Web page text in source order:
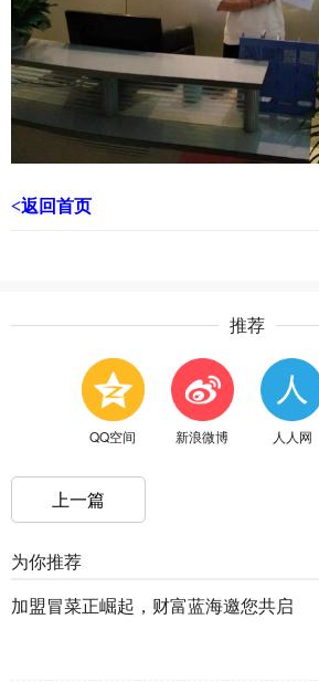
<返回首页
推荐
QQ空间 新浪微博 人人网
上一篇
为你推荐
加盟冒菜正崛起，财富蓝海邀您共启